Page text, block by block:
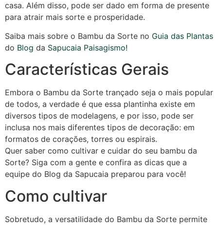
casa. Além disso, pode ser dado em forma de presente
para atrair mais sorte e prosperidade.
Saiba mais sobre o Bambu da Sorte no Guia das Plantas
do Blog da Sapucaia Paisagismo!
Características Gerais
Embora o Bambu da Sorte trançado seja o mais popular
de todos, a verdade é que essa plantinha existe em
diversos tipos de modelagens, e por isso, pode ser
inclusa nos mais diferentes tipos de decoração: em
formatos de corações, torres ou espirais.
Quer saber como cultivar e cuidar do seu bambu da
Sorte? Siga com a gente e confira as dicas que a
equipe do Blog da Sapucaia preparou para você!
Como cultivar
Sobretudo, a versatilidade do Bambu da Sorte permite